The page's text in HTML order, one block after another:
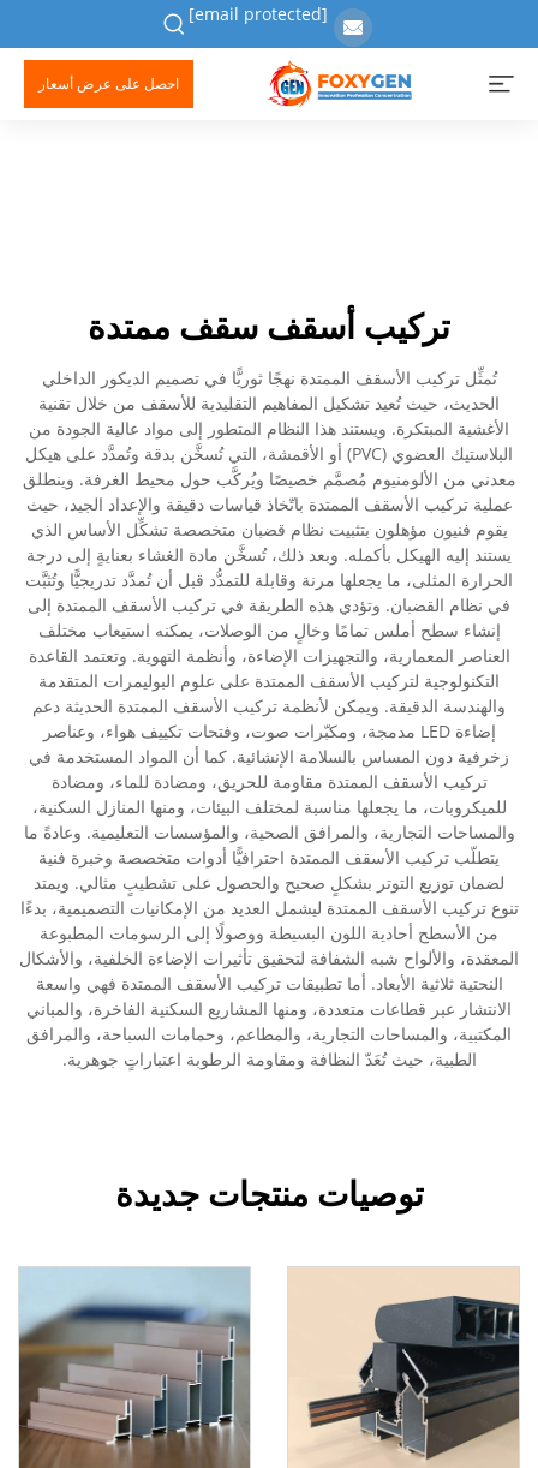
[email protected]
احصل على عرض أسعار
تركيب أسقف سقف ممتدة
تُمثِّل تركيب الأسقف الممتدة نهجًا ثوريًّا في تصميم الديكور الداخلي
الحديث، حيث تُعيد تشكيل المفاهيم التقليدية للأسقف من خلال تقنية
الأغشية المبتكرة. ويستند هذا النظام المتطور إلى مواد عالية الجودة من
البلاستيك العضوي (PVC) أو الأقمشة، التي تُسخَّن بدقة وتُمدَّد على هيكل
معدني من الألومنيوم مُصمَّم خصيصًا ويُركَّب حول محيط الغرفة. وينطلق
عملية تركيب الأسقف الممتدة باتّخاذ قياسات دقيقة والإعداد الجيد، حيث
يقوم فنيون مؤهلون بتثبيت نظام قضبان متخصصة تشكِّل الأساس الذي
يستند إليه الهيكل بأكمله. وبعد ذلك، تُسخَّن مادة الغشاء بعنايةٍ إلى درجة
الحرارة المثلى، ما يجعلها مرنة وقابلة للتمدُّد قبل أن تُمدَّد تدريجيًّا وتُثبَّت
في نظام القضبان. وتؤدي هذه الطريقة في تركيب الأسقف الممتدة إلى
إنشاء سطح أملس تمامًا وخالٍ من الوصلات، يمكنه استيعاب مختلف
العناصر المعمارية، والتجهيزات الإضاءة، وأنظمة التهوية. وتعتمد القاعدة
التكنولوجية لتركيب الأسقف الممتدة على علوم البوليمرات المتقدمة
والهندسة الدقيقة. ويمكن لأنظمة تركيب الأسقف الممتدة الحديثة دعم
إضاءة LED مدمجة، ومكبّرات صوت، وفتحات تكييف هواء، وعناصر
زخرفية دون المساس بالسلامة الإنشائية. كما أن المواد المستخدمة في
تركيب الأسقف الممتدة مقاومة للحريق، ومضادة للماء، ومضادة
للميكروبات، ما يجعلها مناسبة لمختلف البيئات، ومنها المنازل السكنية،
والمساحات التجارية، والمرافق الصحية، والمؤسسات التعليمية. وعادةً ما
يتطلّب تركيب الأسقف الممتدة احترافيًّا أدوات متخصصة وخبرة فنية
لضمان توزيع التوتر بشكلٍ صحيح والحصول على تشطيبٍ مثالي. ويمتد
تنوع تركيب الأسقف الممتدة ليشمل العديد من الإمكانيات التصميمية، بدءًا
من الأسطح أحادية اللون البسيطة ووصولًا إلى الرسومات المطبوعة
المعقدة، والألواح شبه الشفافة لتحقيق تأثيرات الإضاءة الخلفية، والأشكال
النحتية ثلاثية الأبعاد. أما تطبيقات تركيب الأسقف الممتدة فهي واسعة
الانتشار عبر قطاعات متعددة، ومنها المشاريع السكنية الفاخرة، والمباني
المكتبية، والمساحات التجارية، والمطاعم، وحمامات السباحة، والمرافق
الطبية، حيث تُعَدّ النظافة ومقاومة الرطوبة اعتباراتٍ جوهرية.
توصيات منتجات جديدة